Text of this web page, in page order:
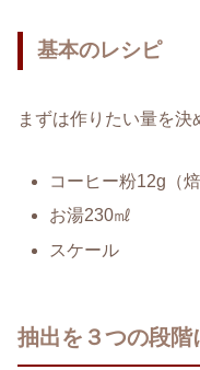
基本のレシピ
まずは作りたい量を決
コーヒー粉12g（
お湯230㎖
スケール
抽出を３つの段階